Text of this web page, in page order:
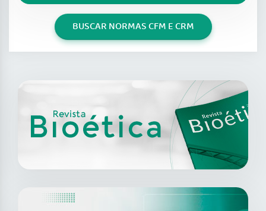
BUSCAR NORMAS CFM E CRM